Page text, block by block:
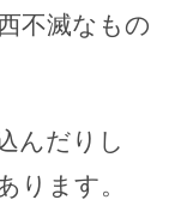
不滅なもの
んだりし
ります。